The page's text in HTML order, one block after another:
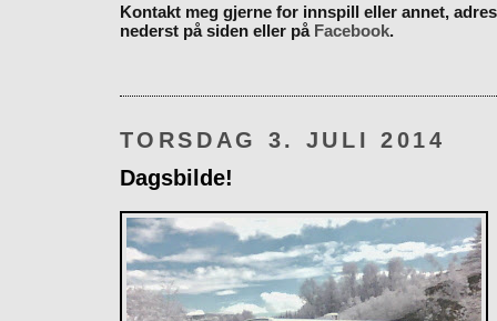
Kontakt meg gjerne for innspill eller annet,
nederst på siden eller på Facebook.
TORSDAG 3. JULI 2014
Dagsbilde!